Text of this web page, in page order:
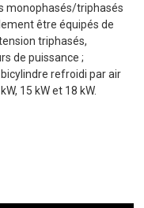
monophasés/triphasés
être équipés de
triphasés,
de puissance ;
refroidi par air
15 kW et 18 kW.